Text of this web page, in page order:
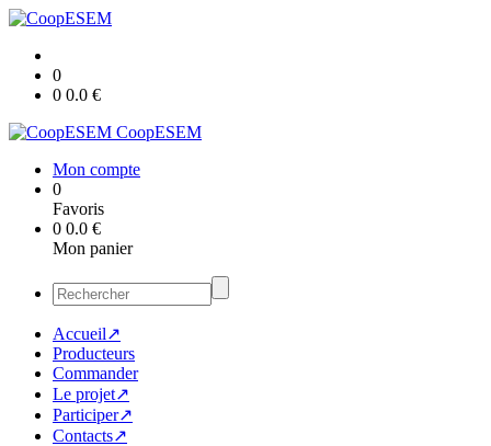
0
0 0.0 €
CoopESEM
Mon compte
0
Favoris
0 0.0 €
Mon panier
Accueil↗
Producteurs
Commander
Le projet↗
Participer↗
Contacts↗